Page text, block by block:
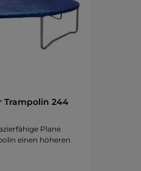
Trampolin 244
Plane
einen höheren